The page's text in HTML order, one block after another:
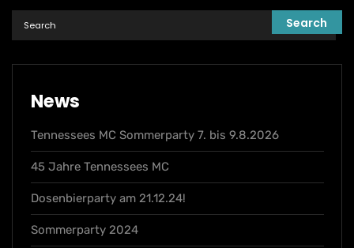
News
Tennessees MC Sommerparty 7. bis 9.8.2026
45 Jahre Tennessees MC
Dosenbierparty am 21.12.24!
Sommerparty 2024